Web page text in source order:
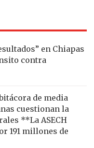
en Chiapas
contra
de media
cuestionan la
**La ASECH
191 millones de